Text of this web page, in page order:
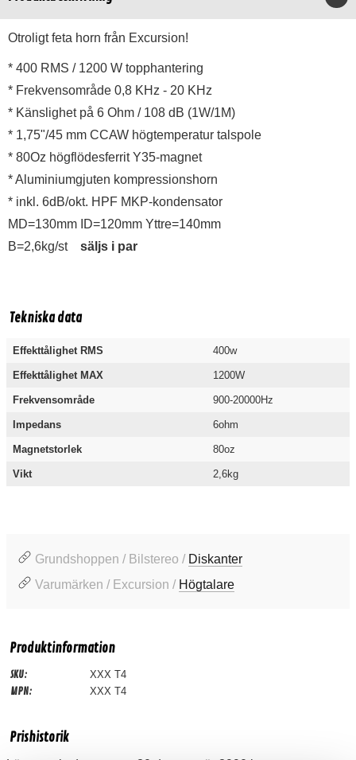
Otroligt feta horn från Excursion!
* 400 RMS / 1200 W topphantering
* Frekvensområde 0,8 KHz - 20 KHz
* Känslighet på 6 Ohm / 108 dB (1W/1M)
* 1,75"/45 mm CCAW högtemperatur talspole
* 80Oz högflödesferrit Y35-magnet
* Aluminiumgjuten kompressionshorn
* inkl. 6dB/okt. HPF MKP-kondensator
MD=130mm ID=120mm Yttre=140mm
B=2,6kg/st säljs i par
Tekniska data
Effekttålighet RMS 400w
Effekttålighet MAX 1200W
Frekvensområde 900-20000Hz
Impedans 6ohm
Magnetstorlek 80oz
Vikt 2,6kg
Grundshoppen / Bilstereo / Diskanter
Varumärken / Excursion / Högtalare
Produktinformation
SKU: XXX T4
MPN: XXX T4
Prishistorik